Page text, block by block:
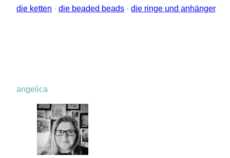
die ketten · die beaded beads · die ringe und anhänger
angelica